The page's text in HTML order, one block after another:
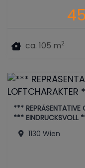
ca. 105 m2
*** REPRÄSENTATIVE
*** EINDRUCKSVOLL
1130 Wien